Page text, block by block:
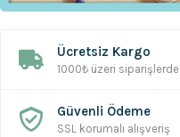
Ücretsiz Kargo
1000₺ üzeri siparişlerde
Güvenli Ödeme
SSL korumalı alışveriş